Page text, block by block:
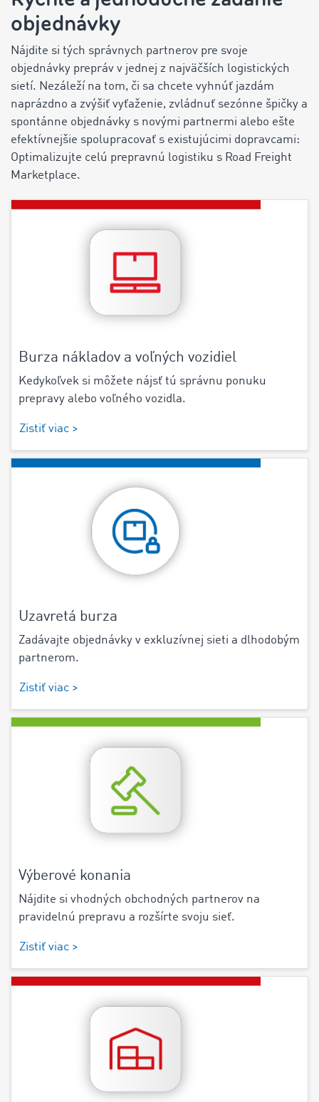
objednávky
Nájdite si tých správnych partnerov pre svoje
objednávky prepráv v jednej z najväčších logistických
sietí. Nezáleží na tom, či sa chcete vyhnúť jazdám
naprázdno a zvýšiť vyťaženie, zvládnuť sezónne špičky a
spontánne objednávky s novými partnermi alebo ešte
efektívnejšie spolupracovať s existujúcimi dopravcami:
Optimalizujte celú prepravnú logistiku s Road Freight
Marketplace.
Burza nákladov a voľných vozidiel
Kedykoľvek si môžete nájsť tú správnu ponuku
prepravy alebo voľného vozidla.
Zistiť viac >
Uzavretá burza
Zadávajte objednávky v exkluzívnej sieti a dlhodobým
partnerom.
Zistiť viac >
Výberové konania
Nájdite si vhodných obchodných partnerov na
pravidelnú prepravu a rozšírte svoju sieť.
Zistiť viac >